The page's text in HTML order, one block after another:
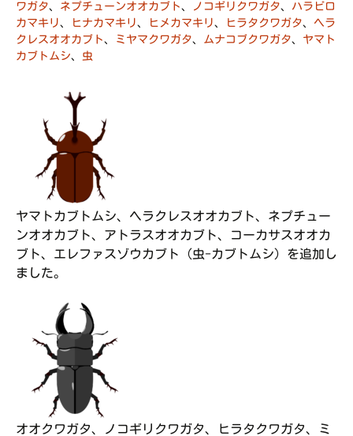
ワガタ、 ネプチューンオオカブト、 ノコギリクワガタ、 ハラビロ
カマキリ、 ヒナカマキリ、 ヒメカマキリ、 ヒラタクワガタ、 ヘラ
クレスオオカブト、 ミヤマクワガタ、 ムナコブクワガタ、 ヤマト
カブトムシ、 虫
ヤマトカブトムシ、ヘラクレスオオカブト、ネプチュー
ンオオカブト、アトラスオオカブト、コーカサスオオカ
ブト、エレファスゾウカブト（虫-カブトムシ）を追加し
ました。
オオクワガタ、ノコギリクワガタ、ヒラタクワガタ、ミ